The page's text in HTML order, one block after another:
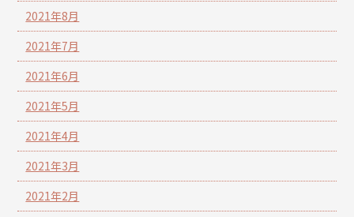
2021年8月
2021年7月
2021年6月
2021年5月
2021年4月
2021年3月
2021年2月